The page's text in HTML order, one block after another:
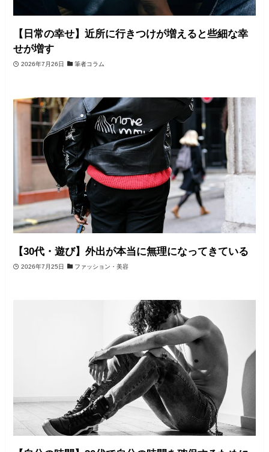
【日常の幸せ】近所に行きつけが増えると些細な幸
せが増す
2026年7月26日 筆者コラム
【30代・遊び】外出が本当に無理になってきている
2026年7月25日 ファッション・美容